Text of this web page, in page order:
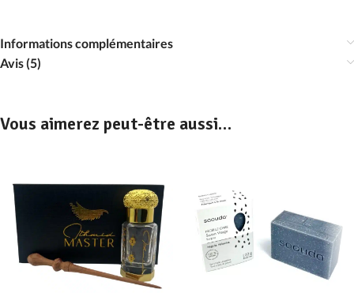
Informations complémentaires
Avis (5)
Vous aimerez peut-être aussi…